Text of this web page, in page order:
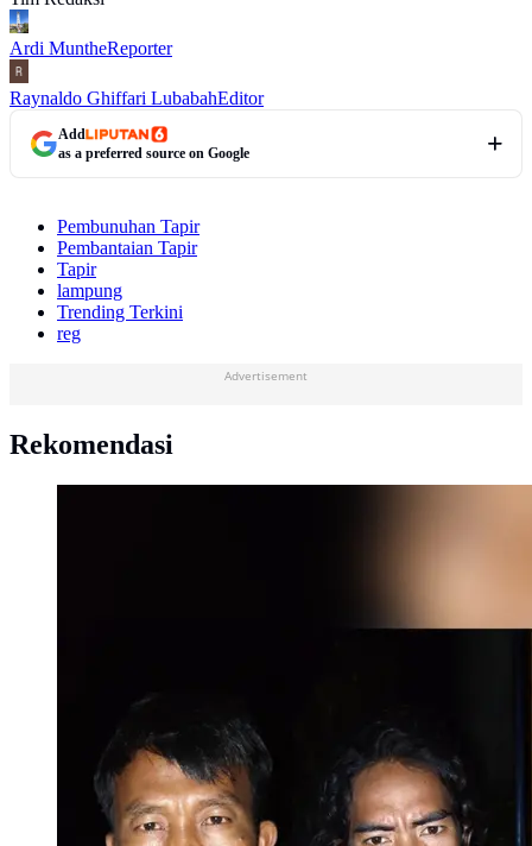
Ardi MuntheReporter
Raynaldo Ghiffari LubabahEditor
Add
as a preferred source on Google
Pembunuhan Tapir
Pembantaian Tapir
Tapir
lampung
Trending Terkini
reg
Advertisement
Rekomendasi